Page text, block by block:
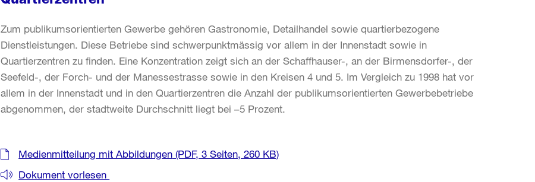
Zum publikumsorientierten Gewerbe gehören Gastronomie, Detailhandel sowie quartierbezogene
Dienstleistungen. Diese Betriebe sind schwerpunktmässig vor allem in der Innenstadt sowie in
Quartierzentren zu finden. Eine Konzentration zeigt sich an der Schaffhauser-, an der Birmensdorfer-, der
Seefeld-, der Forch- und der Manessestrasse sowie in den Kreisen 4 und 5. Im Vergleich zu 1998 hat vor
allem in der Innenstadt und in den Quartierzentren die Anzahl der publikumsorientierten Gewerbebetriebe
abgenommen, der stadtweite Durchschnitt liegt bei –5 Prozent.
Weitere
Informationen
Medienmitteilung mit Abbildungen (PDF, 3 Seiten, 260 KB)
Dokument vorlesen